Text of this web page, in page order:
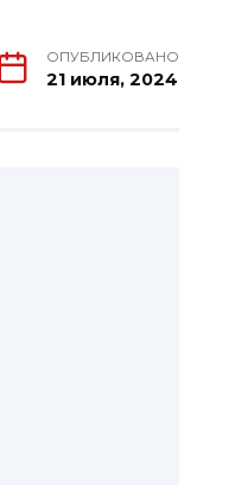
ОПУБЛИКОВАНО
21 июля, 2024